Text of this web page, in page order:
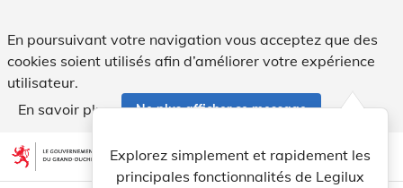
En poursuivant votre navigation vous acceptez que des
cookies soient utilisés afin d’améliorer votre expérience
utilisateur.
En savoir plus
Ne plus afficher ce message
Aller au contenu account_circle help Aide
Explorez simplement et rapidement les
principales fonctionnalités de Legilux
light_mode dark_mode